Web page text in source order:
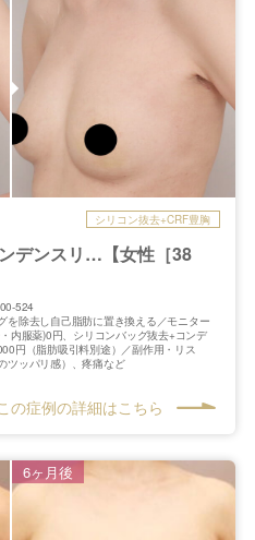
シリコン抜去+CRF豊胸
デンスリ…【女性［38
524
を除去し自己脂肪に置き換える／モニター
内服薬)0円、シリコンバッグ抜去+コンデ
円（脂肪吸引料別途）／副作用・リス
ツッパリ感）、疼痛など
の症例の詳細はこちら
6ヶ月後